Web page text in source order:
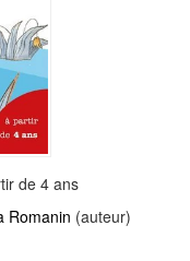
de 4 ans
Romanin (auteur)